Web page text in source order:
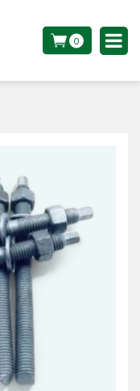
0